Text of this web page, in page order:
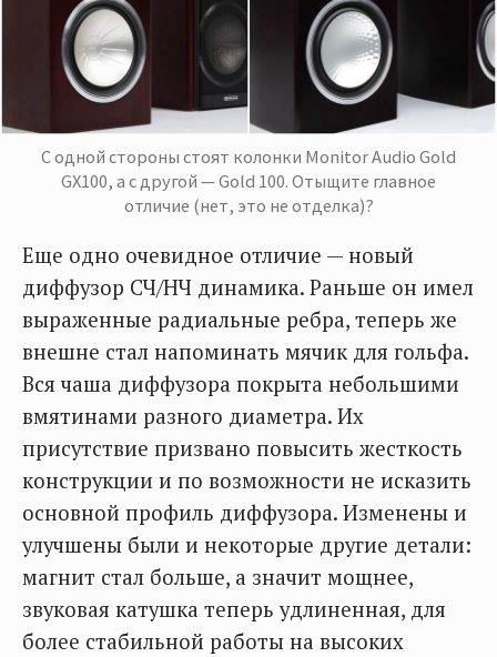
С одной стороны стоят колонки Monitor Audio Gold
GX100, а с другой — Gold 100. Отыщите главное
отличие (нет, это не отделка)?
Еще одно очевидное отличие — новый
диффузор СЧ/НЧ динамика. Раньше он имел
выраженные радиальные ребра, теперь же
внешне стал напоминать мячик для гольфа.
Вся чаша диффузора покрыта небольшими
вмятинами разного диаметра. Их
присутствие призвано повысить жесткость
конструкции и по возможности не исказить
основной профиль диффузора. Изменены и
улучшены были и некоторые другие детали:
магнит стал больше, а значит мощнее,
звуковая катушка теперь удлиненная, для
более стабильной работы на высоких